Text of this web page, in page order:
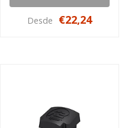
Desde €22,24